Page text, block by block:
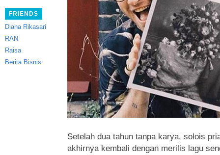
FRIENDS
Diana Rikasari
RAN
Raisa
Berita Bisnis
Setelah dua tahun tanpa karya, solois
akhirnya kembali dengan merilis lagu